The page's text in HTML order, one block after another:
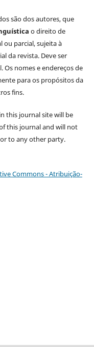
são dos autores, que
o direito de
ou parcial, sujeita à
da revista. Deve ser
Os nomes e endereços de
para os propósitos da
fins.
this journal site will be
this journal and will not
to any other party.
Commons - Atribuição-